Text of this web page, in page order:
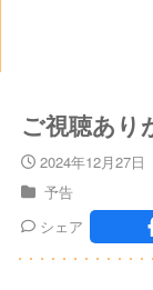
ご視聴あり
2024年12月27日
予告
シェア